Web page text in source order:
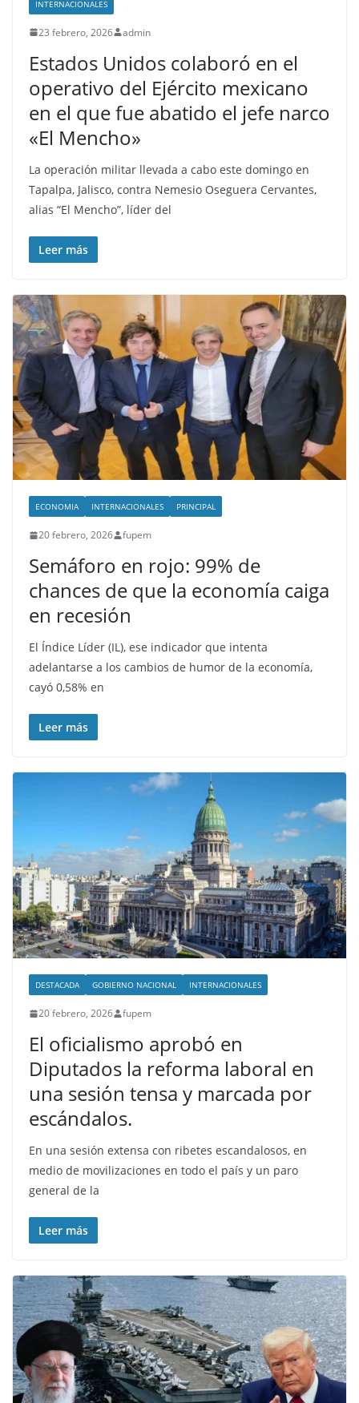
INTERNACIONALES
23 febrero, 2026 admin
Estados Unidos colaboró en el
operativo del Ejército mexicano
en el que fue abatido el jefe narco
«El Mencho»
La operación militar llevada a cabo este domingo en
Tapalpa, Jalisco, contra Nemesio Oseguera Cervantes,
alias “El Mencho”, líder del
Leer más
ECONOMIA INTERNACIONALES PRINCIPAL
20 febrero, 2026 fupem
Semáforo en rojo: 99% de
chances de que la economía caiga
en recesión
El Índice Líder (IL), ese indicador que intenta
adelantarse a los cambios de humor de la economía,
cayó 0,58% en
Leer más
DESTACADA GOBIERNO NACIONAL INTERNACIONALES
20 febrero, 2026 fupem
El oficialismo aprobó en
Diputados la reforma laboral en
una sesión tensa y marcada por
escándalos.
En una sesión extensa con ribetes escandalosos, en
medio de movilizaciones en todo el país y un paro
general de la
Leer más